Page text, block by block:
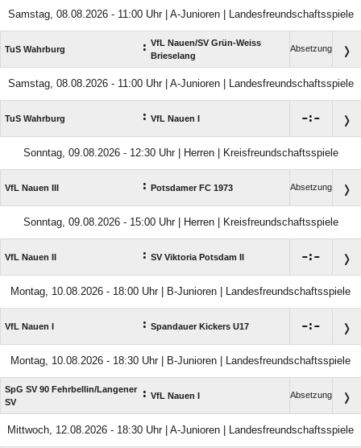
Samstag, 08.08.2026 - 11:00 Uhr | A-Junioren | Landesfreundschaftsspiele
TuS Wahrburg : VfL Nauen/​SV Grün-Weiss
Brieselang
Absetzung
Samstag, 08.08.2026 - 11:00 Uhr | A-Junioren | Landesfreundschaftsspiele
TuS Wahrburg : VfL Nauen I :
Sonntag, 09.08.2026 - 12:30 Uhr | Herren | Kreisfreundschaftsspiele
VfL Nauen III : Potsdamer FC 1973 Absetzung
Sonntag, 09.08.2026 - 15:00 Uhr | Herren | Kreisfreundschaftsspiele
VfL Nauen II : SV Viktoria Potsdam II :
Montag, 10.08.2026 - 18:00 Uhr | B-Junioren | Landesfreundschaftsspiele
VfL Nauen I : Spandauer Kickers U17 :
Montag, 10.08.2026 - 18:30 Uhr | B-Junioren | Landesfreundschaftsspiele
SpG SV 90 Fehrbellin/​Langener
SV
: VfL Nauen I Absetzung
Mittwoch, 12.08.2026 - 18:30 Uhr | A-Junioren | Landesfreundschaftsspiele